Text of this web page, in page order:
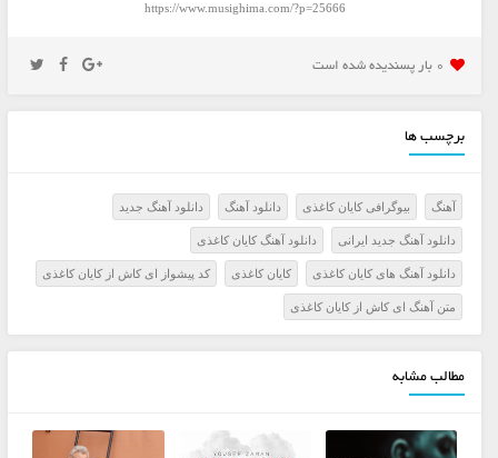
https://www.musighima.com/?p=25666
0 بار پسنديده شده است
برچسب ها
آهنگ بیوگرافی کایان کاغذی دانلود آهنگ دانلود آهنگ جدید
دانلود آهنگ جدید ایرانی دانلود آهنگ کایان کاغذی
دانلود آهنگ های کایان کاغذی کایان کاغذی کد پیشواز ای کاش از کایان کاغذی
متن آهنگ ای کاش از کایان کاغذی
مطالب مشابه